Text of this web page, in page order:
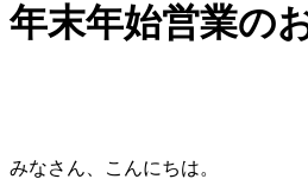
年末年始営業の
みなさん、こんにちは。